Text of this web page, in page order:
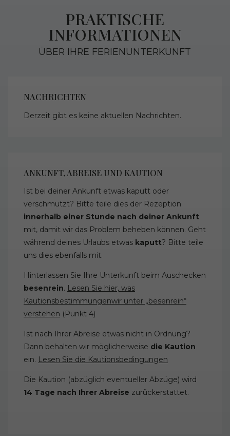
PRAKTISCHE
INFORMATIONEN
ÜBER IHRE FERIENUNTERKUNFT
NACHRICHTEN
Derzeit gibt es keine aktuellen Nachrichten.
ANKUNFT, ABREISE UND KAUTION
Ist bei deiner Ankunft etwas kaputt oder
verschmutzt? Bitte teile dies der Rezeption
innerhalb einer Stunde nach deiner Ankunft
mit, damit wir das Problem beheben können. Geht
während deines Urlaubs etwas kaputt? Bitte teile
uns dies ebenfalls mit.
Hinterlassen Sie Ihre Unterkunft beim Auschecken
besenrein. Lesen Sie hier, was
Kautionsbestimmungenwir unter „besenrein“
verstehen (Punkt 4)
Ist nach Ihrer Abreise etwas nicht in Ordnung?
Dann behalten wir möglicherweise die Kaution
ein. Lesen Sie die Kautionsbedingungen
Die Kaution (abzüglich eventueller Abzüge) wird
14 Tage nach Ihrer Abreise zurückerstattet.